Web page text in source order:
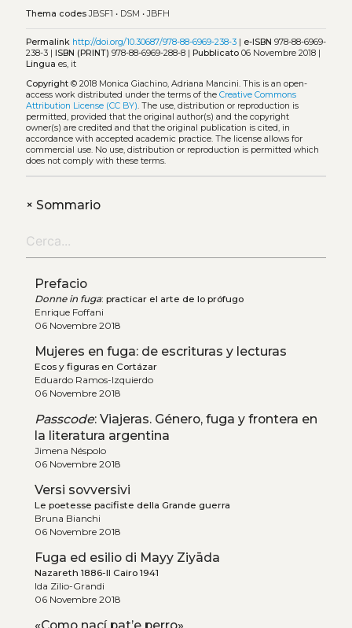
Thema codes JBSF1 • DSM •JBFH
Permalink http://doi.org/10.30687/978-88-6969-238-3| e-ISBN 978-88-6969-
238-3 |
ISBN (PRINT) 978-88-6969-288-8 | Pubblicato06 Novembre 2018 |
Lingua es, it
Copyright© 2018 Monica Giachino, Adriana Mancini. This is an open-
access work distributed under the terms of the Creative Commons
Attribution License (CC BY). The use, distribution or reproduction is
permitted, provided that the original author(s) and the copyright
owner(s) are credited and that the original publication is cited, in
accordance with accepted academic practice. The license allows for
commercial use. No use, distribution or reproduction is permitted which
does not comply with these terms.
+Sommario
Prefacio
Donne in fuga: practicar el arte de lo prófugo
Enrique Foffani
06 Novembre 2018
Mujeres en fuga: de escrituras y lecturas
Ecos y figuras en Cortázar
Eduardo Ramos-Izquierdo
06 Novembre 2018
Passcode: Viajeras. Género, fuga y frontera en
la literatura argentina
Jimena Néspolo
06 Novembre 2018
Versi sovversivi
Le poetesse pacifiste della Grande guerra
Bruna Bianchi
06 Novembre 2018
Fuga ed esilio di Mayy Ziyāda
Nazareth 1886-Il Cairo 1941
Ida Zilio-Grandi
06 Novembre 2018